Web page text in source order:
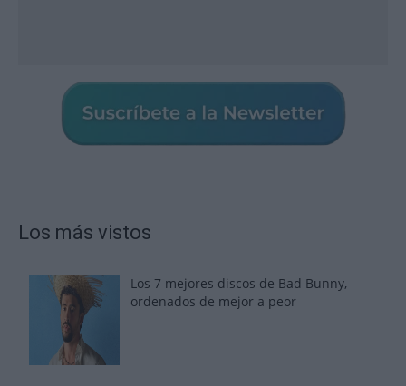
Los más vistos
Los 7 mejores discos de Bad Bunny,
ordenados de mejor a peor